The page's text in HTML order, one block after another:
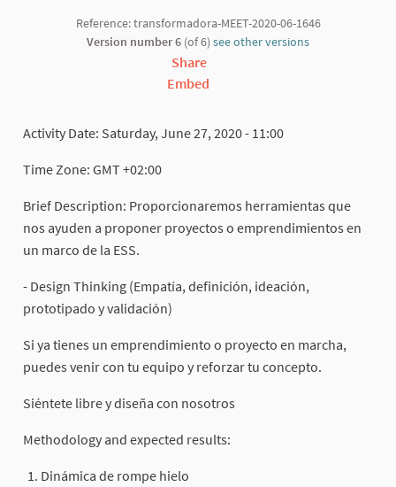
Reference: transformadora-MEET-2020-06-1646
Version number 6 (of 6) see other versions
Share
Embed
Activity Date: Saturday, June 27, 2020 - 11:00
Time Zone: GMT +02:00
Brief Description: Proporcionaremos herramientas que
nos ayuden a proponer proyectos o emprendimientos en
un marco de la ESS.
- Design Thinking (Empatía, definición, ideación,
prototipado y validación)
Si ya tienes un emprendimiento o proyecto en marcha,
puedes venir con tu equipo y reforzar tu concepto.
Siéntete libre y diseña con nosotros
Methodology and expected results:
Dinámica de rompe hielo